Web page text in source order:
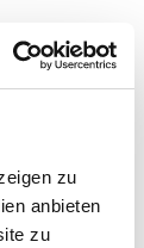
zu
anbieten
zu
Details
Details